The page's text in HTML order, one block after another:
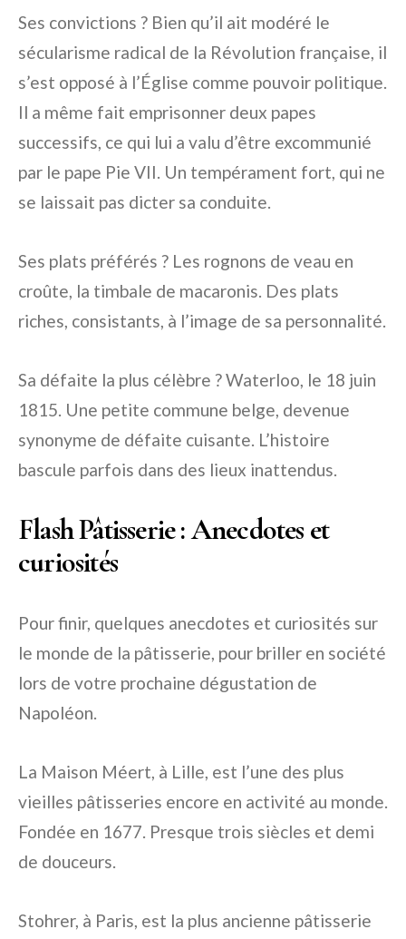
Ses convictions ? Bien qu’il ait modéré le
sécularisme radical de la Révolution française, il
s’est opposé à l’Église comme pouvoir politique.
Il a même fait emprisonner deux papes
successifs, ce qui lui a valu d’être excommunié
par le pape Pie VII. Un tempérament fort, qui ne
se laissait pas dicter sa conduite.
Ses plats préférés ? Les rognons de veau en
croûte, la timbale de macaronis. Des plats
riches, consistants, à l’image de sa personnalité.
Sa défaite la plus célèbre ? Waterloo, le 18 juin
1815. Une petite commune belge, devenue
synonyme de défaite cuisante. L’histoire
bascule parfois dans des lieux inattendus.
Flash Pâtisserie : Anecdotes et
curiosités
Pour finir, quelques anecdotes et curiosités sur
le monde de la pâtisserie, pour briller en société
lors de votre prochaine dégustation de
Napoléon.
La Maison Méert, à Lille, est l’une des plus
vieilles pâtisseries encore en activité au monde.
Fondée en 1677. Presque trois siècles et demi
de douceurs.
Stohrer, à Paris, est la plus ancienne pâtisserie